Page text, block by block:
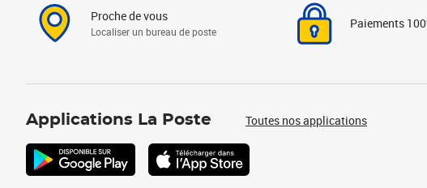
Proche de vous
Localiser un bureau de poste
Paiements
Applications La Poste Toutes nos applications